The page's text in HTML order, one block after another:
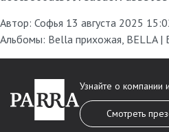
Автор: Софья 13 августа 2025
Альбомы: Bella прихожая, BELLA |
Узнайте о компании
Смотреть